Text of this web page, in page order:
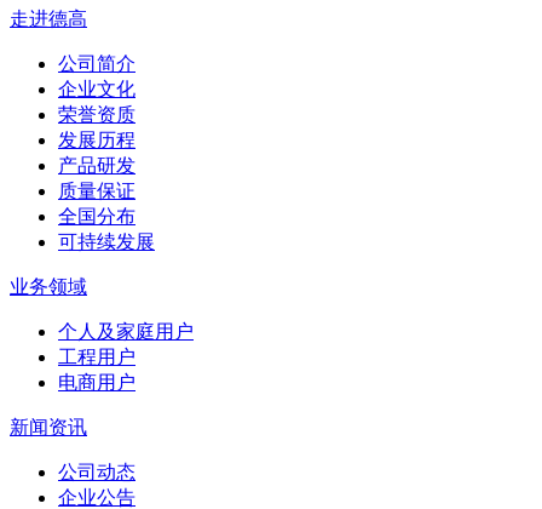
走进德高
公司简介
企业文化
荣誉资质
发展历程
产品研发
质量保证
全国分布
可持续发展
业务领域
个人及家庭用户
工程用户
电商用户
新闻资讯
公司动态
企业公告